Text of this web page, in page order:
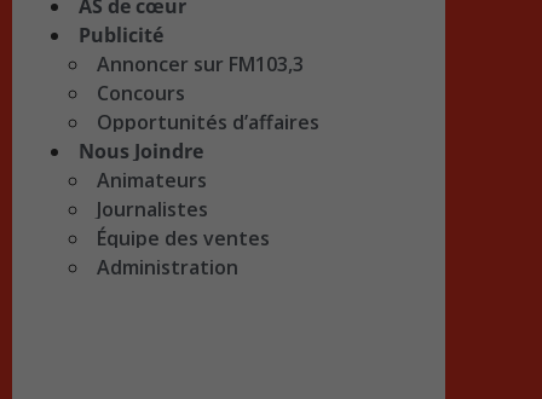
AS de cœur
Publicité
Annoncer sur FM103,3
Concours
Opportunités d’affaires
Nous Joindre
Animateurs
Journalistes
Équipe des ventes
Administration